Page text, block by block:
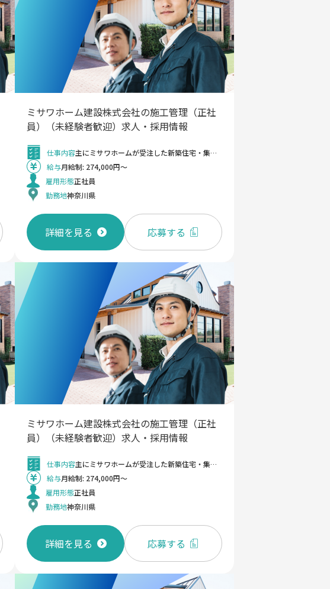
ミサワホーム建設株式会社の施工管理（正社
員）（未経験者歓迎）求人・採用情報
仕事内容
主にミサワホームが受注した新築住宅・集合住宅、商業施設などの給排水設備工事における施工管理全般をお任せします。 住まいの「水回り」を支える給排水設備は、建物の快適性や安全性に欠かせない重要な設備です。お客様が安心して暮らせる住まいを実現するため、工事が計画どおりに進むよう、現場全体を管理していただきます ◆給排水設備の施工計画の立案、図面チェック ◆協力業者の選定、手配、マネジメント ◆現場における工程、品質、安全、原価の管理 ◆若手技術者の育成、チームマネジメント（※ご経験に応じて） ⾸都圏を中⼼に東京・神奈川・埼⽟エリアを担当します。 ◆ワークスタイル：ノートPCや携帯電話（iPhone）、社⽤⾞（通勤可）を各⾃に貸与しておりますので、直⾏直帰の勤務が可能です。フレックスタイム制(コアタイム無し)導⼊しており、その⽇の業務予定やプライベートの予定に合わせて最適な勤務形態の選択が可能です。 ＜変更の範囲＞ 会社の定める業務
給与月給制: 274,000円～
雇用形態正社員
勤務地神奈川県
詳細を見る 応募する
ミサワホーム建設株式会社の施工管理（正社
員）（未経験者歓迎）求人・採用情報
仕事内容
主にミサワホームが受注した新築住宅・集合住宅の施工管理業務全般をお任せします。 具体的には、工程・品質・原価・安全管理といった、家づくりを総合的に管理するお仕事です。 ◆工事主任（施工管理職）の主な仕事内容は： ・工事スケジュールの作成・管理（進捗状況の確認、納期のコントロール） ・工事安全・品質の管理 ・工事を担当する協力業者・職人さんの手配やコミュニケーション ・工事原価管理等 となります。 首都圏を中心に東京・神奈川・埼玉・千葉エリアを担当します。 ◆ワークスタイル：ノートPCや携帯電話（iPhone）、社⽤⾞（通勤可）を各⾃に貸与しておりますので、勤務場所はテレワーク、オフィス、現場への直⾏直帰など、ハイブリットな勤務が可能です。フレックスタイム制(コアタイム無し)導⼊しており、その⽇の業務予定やプライベートの予定に合わせて最適な勤務形態の選択が可能です。 ◆やりがい：職⼈や関係者との強い信頼関係を築いて住まいをカタチにし、お客様にとても満⾜していただいたとき。 ＜変更の範囲＞ 会社の定める業務
給与月給制: 274,000円～
雇用形態正社員
勤務地神奈川県
詳細を見る 応募する